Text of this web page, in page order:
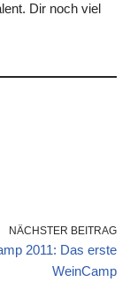
Dir noch viel
NÄCHSTER BEITRAG
2011: Das erste
WeinCamp